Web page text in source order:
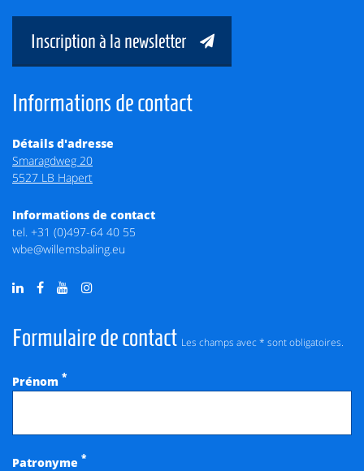
Inscription à la newsletter
Formulaire de contact Les champs avec * sont obligatoires.
Prénom *
Patronyme *
Informations de contact
Détails d'adresse
Smaragdweg 20
5527 LB Hapert
Informations de contact
tel. +31 (0)497-64 40 55
wbe@willemsbaling.eu